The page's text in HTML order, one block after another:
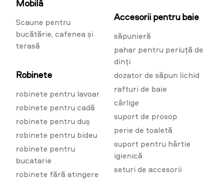
Mobilă
Scaune pentru
bucătărie, cafenea și
terasă
Robinete
robinete pentru lavoar
robinete pentru cadă
robinete pentru duș
robinete pentru bideu
robinete pentru
bucatarie
robinete fără atingere
Accesorii pentru baie
săpunieră
pahar pentru periuță de
dinți
dozator de săpun lichid
rafturi de baie
cârlige
suport de prosop
perie de toaletă
suport pentru hârtie
igienică
seturi de accesorii